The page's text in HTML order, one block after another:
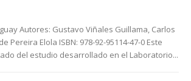
Carlos
978-92-95114-47-0 Este
del estudio desarrollado en el Laboratorio...